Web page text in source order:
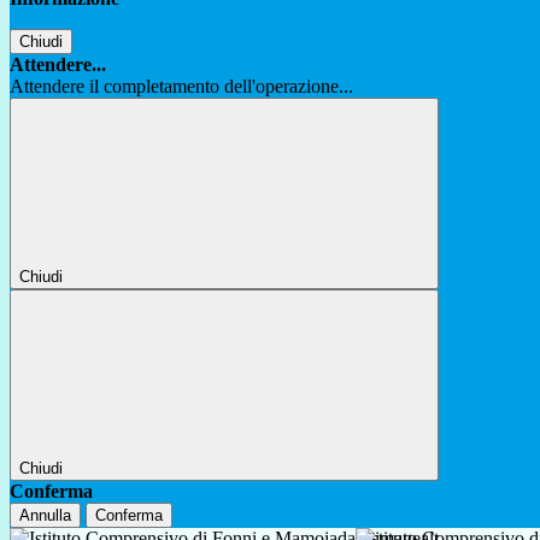
Chiudi
Attendere...
Attendere il completamento dell'operazione...
Chiudi
Chiudi
Conferma
Annulla Conferma